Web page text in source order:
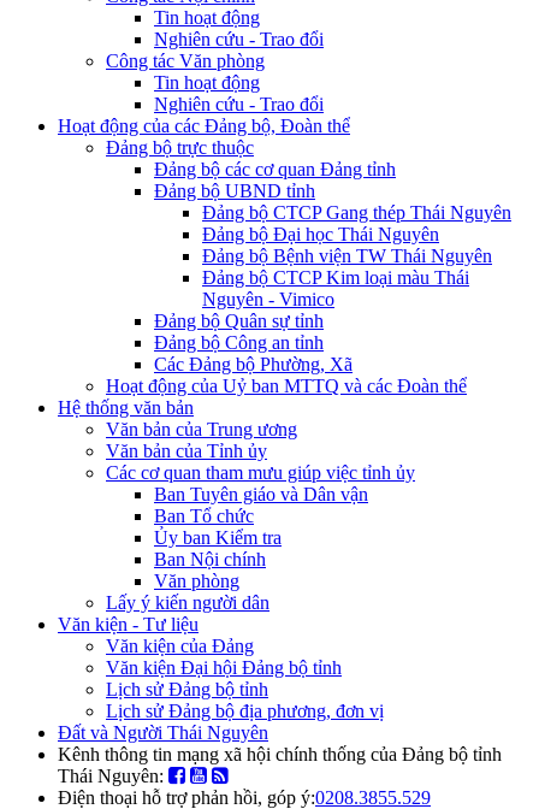
Tin hoạt động
Nghiên cứu - Trao đổi
Công tác Văn phòng
Tin hoạt động
Nghiên cứu - Trao đổi
Hoạt động của các Đảng bộ, Đoàn thể
Đảng bộ trực thuộc
Đảng bộ các cơ quan Đảng tỉnh
Đảng bộ UBND tỉnh
Đảng bộ CTCP Gang thép Thái Nguyên
Đảng bộ Đại học Thái Nguyên
Đảng bộ Bệnh viện TW Thái Nguyên
Đảng bộ CTCP Kim loại màu Thái
Nguyên - Vimico
Đảng bộ Quân sự tỉnh
Đảng bộ Công an tỉnh
Các Đảng bộ Phường, Xã
Hoạt động của Uỷ ban MTTQ và các Đoàn thể
Hệ thống văn bản
Văn bản của Trung ương
Văn bản của Tỉnh ủy
Các cơ quan tham mưu giúp việc tỉnh ủy
Ban Tuyên giáo và Dân vận
Ban Tổ chức
Ủy ban Kiểm tra
Ban Nội chính
Văn phòng
Lấy ý kiến người dân
Văn kiện - Tư liệu
Văn kiện của Đảng
Văn kiện Đại hội Đảng bộ tỉnh
Lịch sử Đảng bộ tỉnh
Lịch sử Đảng bộ địa phương, đơn vị
Đất và Người Thái Nguyên
Kênh thông tin mạng xã hội chính thống của Đảng bộ tỉnh
Thái Nguyên:
Điện thoại hỗ trợ phản hồi, góp ý:0208.3855.529